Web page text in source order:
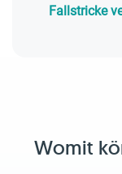
Fallstricke
Womit